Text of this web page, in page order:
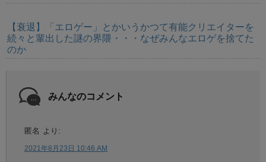
【衰退】「エロゲー」とかいうかつて有能クリエイターを
続々と輩出した謎の界隈・・・なぜみんなエロゲを捨てた
のか
みんなのコメント
匿名 より:
2021年8月23日 10:46 AM